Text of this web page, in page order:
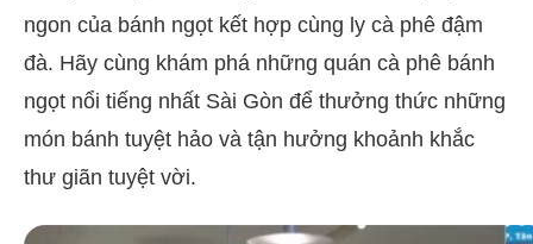
ngon của bánh ngọt kết hợp cùng ly cà phê đậm
đà. Hãy cùng khám phá những quán cà phê bánh
ngọt nổi tiếng nhất Sài Gòn để thưởng thức những
món bánh tuyệt hảo và tận hưởng khoảnh khắc
thư giãn tuyệt vời.